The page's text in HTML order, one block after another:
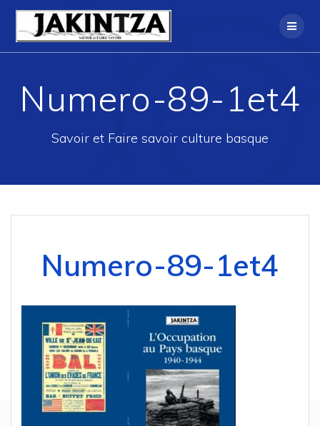
Skip
to
content
Numero-89-1et4
Savoir et Faire savoir culture basque
Numero-89-1et4